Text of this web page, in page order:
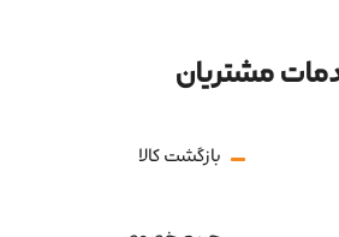
مشتریان
بازگشت کالا